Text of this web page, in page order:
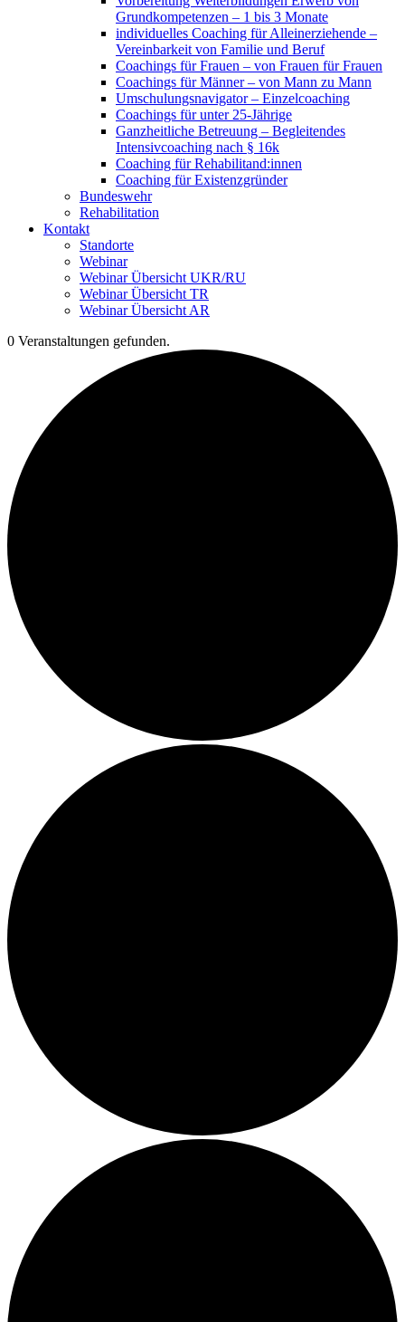
Grundkompetenzen – 1 bis 3 Monate
individuelles Coaching für Alleinerziehende –
Vereinbarkeit von Familie und Beruf
Coachings für Frauen – von Frauen für Frauen
Coachings für Männer – von Mann zu Mann
Umschulungsnavigator – Einzelcoaching
Coachings für unter 25-Jährige
Ganzheitliche Betreuung – Begleitendes
Intensivcoaching nach § 16k
Coaching für Rehabilitand:innen
Coaching für Existenzgründer
Bundeswehr
Rehabilitation
Kontakt
Standorte
Webinar
Webinar Übersicht UKR/RU
Webinar Übersicht TR
Webinar Übersicht AR
0 Veranstaltungen gefunden.